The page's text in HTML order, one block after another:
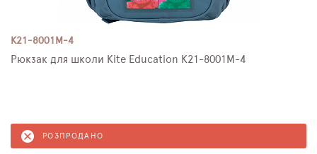
K21-8001M-4
Рюкзак для школи Kite Education K21-8001M-4
РОЗПРОДАНО